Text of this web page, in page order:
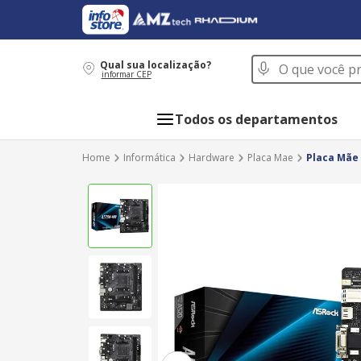
Qual sua localização?
informar CEP
O que você
Todos os departamentos
Informática Hardware Placa Mae Placa Mãe